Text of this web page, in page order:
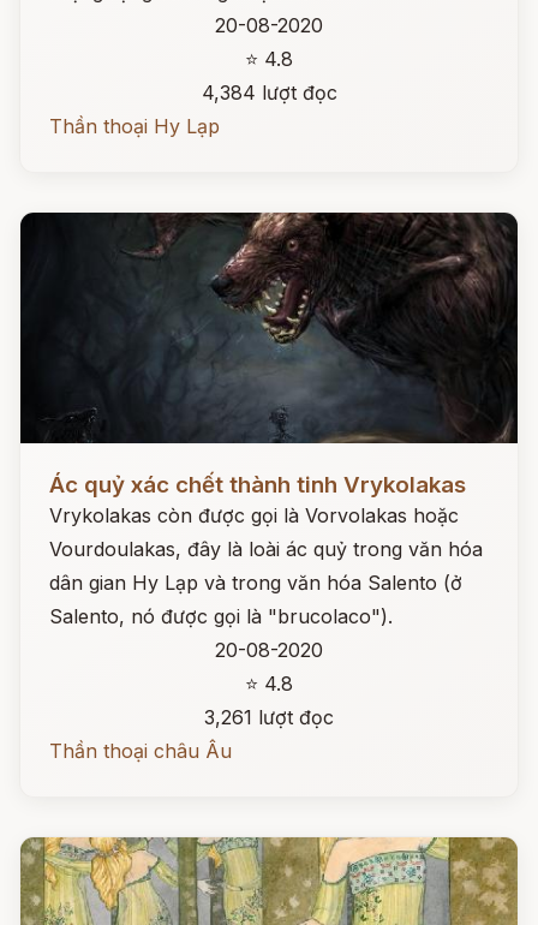
20-08-2020
⭐ 4.8
4,384 lượt đọc
Thần thoại Hy Lạp
Đọc ngay
Ác quỷ xác chết thành tinh Vrykolakas
Vrykolakas còn được gọi là Vorvolakas hoặc
Vourdoulakas, đây là loài ác quỷ trong văn hóa
dân gian Hy Lạp và trong văn hóa Salento (ở
Salento, nó được gọi là "brucolaco").
20-08-2020
⭐ 4.8
3,261 lượt đọc
Thần thoại châu Âu